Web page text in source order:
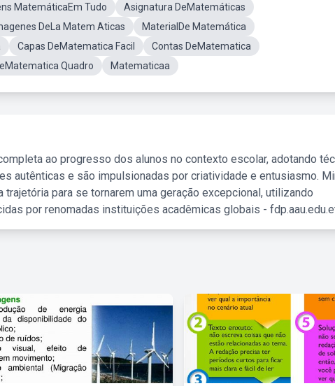
MatemáticaEm Tudo
Asignatura DeMatemáticas
DeLa Matem Aticas
MaterialDe Matemática
Capas DeMatematica Facil
Contas DeMatematica
Quadro Matematicaa
ao progresso dos alunos no contexto escolar, adotando
autênticas e são impulsionadas por criatividade e entusiasmo.
para se tornarem uma geração excepcional, utilizando
por renomadas instituições acadêmicas globais -